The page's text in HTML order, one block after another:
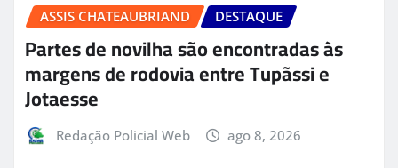
ASSIS CHATEAUBRIAND DESTAQUE
Partes de novilha são encontradas às
margens de rodovia entre Tupãssi e
Jotaesse
Redação Policial Web ago 8, 2026